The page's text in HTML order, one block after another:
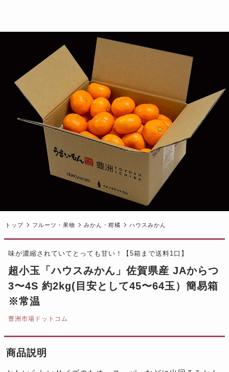
トップ フルーツ・果物 みかん・柑橘 ハウスみかん
味が濃縮されていてとっても甘い！【5箱まで送料1口】
超小玉「ハウスみかん」佐賀県産 JAからつ
3〜4S 約2kg(目安として45〜64玉）簡易箱
※常温
豊洲市場ドットコム
商品説明